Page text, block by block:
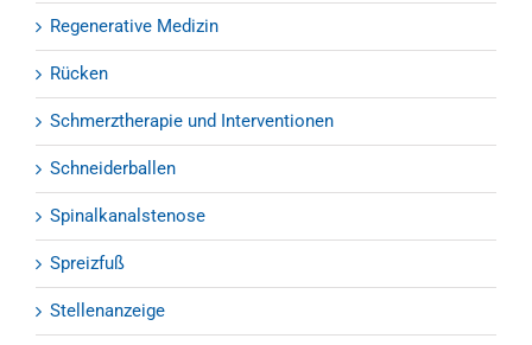
Regenerative Medizin
Rücken
Schmerztherapie und Interventionen
Schneiderballen
Spinalkanalstenose
Spreizfuß
Stellenanzeige